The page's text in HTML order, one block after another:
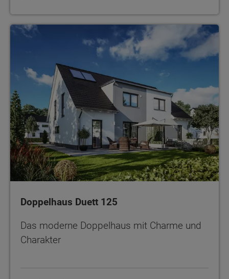
Doppelhaus Duett 125
Das moderne Doppelhaus mit Charme und
Charakter